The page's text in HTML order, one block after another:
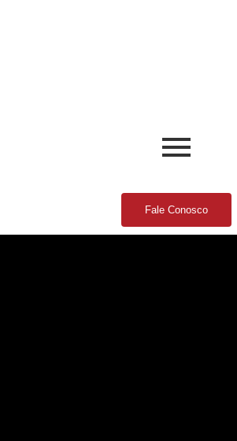
Fale Conosco